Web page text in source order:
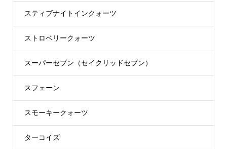
スティブナイトインクォーツ
ストロベリークォーツ
スーパーセブン（セイクリッドセブン）
スフェーン
スモーキークォーツ
ターコイズ